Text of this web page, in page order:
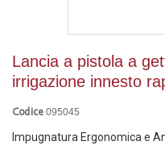
Lancia a pistola a
irrigazione innesto
Codice 095045
Impugnatura Ergonomica e